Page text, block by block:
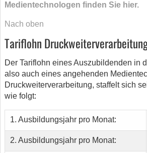
Medientechnologen finden Sie hier.
Nach oben
Tariflohn
Der Tariflohn eines Auszubildenden in
also auch eines angehenden
Druckweiterverarbeitung, staffelt sich
wie folgt:
1. Ausbildungsjahr pro Monat:
2. Ausbildungsjahr pro Monat: